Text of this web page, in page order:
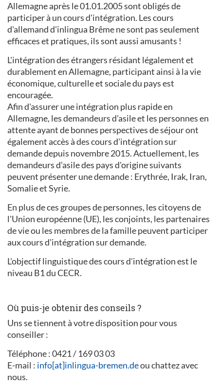
Allemagne après le 01.01.2005 sont obligés de
participer à un cours d'intégration. Les cours
d'allemand d'inlingua Brême ne sont pas seulement
efficaces et pratiques, ils sont aussi amusants !
L'intégration des étrangers résidant légalement et
durablement en Allemagne, participant ainsi à la vie
économique, culturelle et sociale du pays est
encouragée.
Afin d'assurer une intégration plus rapide en
Allemagne, les demandeurs d'asile et les personnes en
attente ayant de bonnes perspectives de séjour ont
également accès à des cours d'intégration sur
demande depuis novembre 2015. Actuellement, les
demandeurs d'asile des pays d'origine suivants
peuvent présenter une demande : Erythrée, Irak, Iran,
Somalie et Syrie.
En plus de ces groupes de personnes, les citoyens de
l'Union européenne (UE), les conjoints, les partenaires
de vie ou les membres de la famille peuvent participer
aux cours d'intégration sur demande.
L'objectif linguistique des cours d'intégration est le
niveau B1 du CECR.
Où puis-je obtenir des conseils ?
Uns se tiennent à votre disposition pour vous
conseiller :
Téléphone : 0421 / 169 03 03
E-mail : info[at]inlingua-bremen.deou chattez avec
nous.